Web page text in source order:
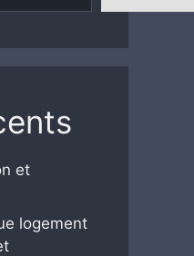
et
logement